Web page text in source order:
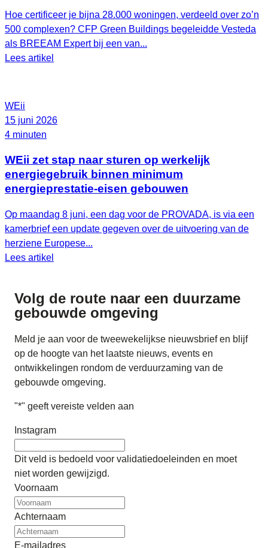
Hoe certificeer je bijna 28.000 woningen, verdeeld over zo’n
500 complexen? CFP Green Buildings begeleidde Vesteda
als BREEAM Expert bij een van...
Lees artikel
WEii
15 juni 2026
4 minuten
WEii zet stap naar sturen op werkelijk
energiegebruik binnen minimum
energieprestatie-eisen gebouwen
Op maandag 8 juni, een dag voor de PROVADA, is via een
kamerbrief een update gegeven over de uitvoering van de
herziene Europese...
Lees artikel
Volg de route naar een duurzame
gebouwde omgeving
Meld je aan voor de tweewekelijkse nieuwsbrief en blijf
op de hoogte van het laatste nieuws, events en
ontwikkelingen rondom de verduurzaming van de
gebouwde omgeving.
"*" geeft vereiste velden aan
Instagram
Dit veld is bedoeld voor validatiedoeleinden en moet
niet worden gewijzigd.
Voornaam
Achternaam
E-mailadres